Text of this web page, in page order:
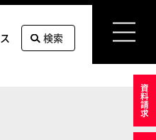
検索
資料請求